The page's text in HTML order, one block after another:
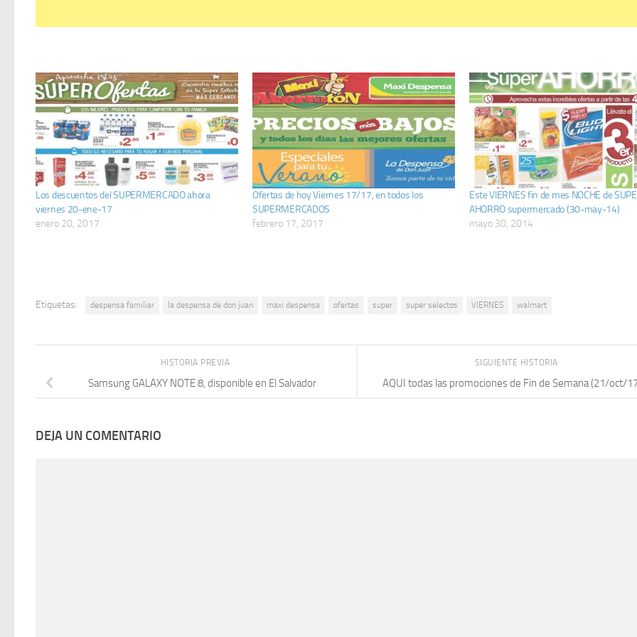
Los descuentos del SUPERMERCADO ahora
viernes 20-ene-17
enero 20, 2017
Ofertas de hoy Viernes 17/17, en todos los
SUPERMERCADOS
febrero 17, 2017
Este VIERNES fin de mes NOCHE de
AHORRO supermercado (30-may-14)
mayo 30, 2014
Etiquetas: despensa familiar la despensa de don juan maxi despensa ofertas super super selectos VIERNES walmart
SIGUIENTE HISTORIA
AQUI todas las promociones de Fin de Semana (21/oct/
HISTORIA PREVIA
Samsung GALAXY NOTE 8, disponible en El Salvador
DEJA UN COMENTARIO